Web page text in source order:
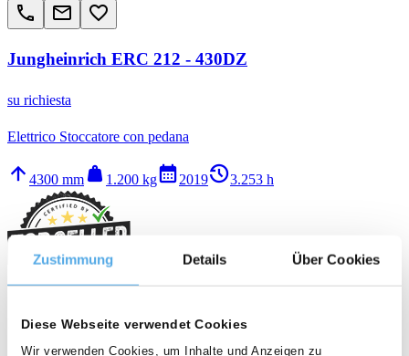
Zustimmung Details Über Cookies
Diese Webseite verwendet Cookies
Wir verwenden Cookies, um Inhalte und Anzeigen zu
call email favorite_border
Jungheinrich ERC 212 - 430DZ
su richiesta
Elettrico Stoccatore con pedana
arrow_upward 4300 mm weight 1.200 kgcalendar_month2019history_23.253 h
I - 39040 VARNA (BZ)